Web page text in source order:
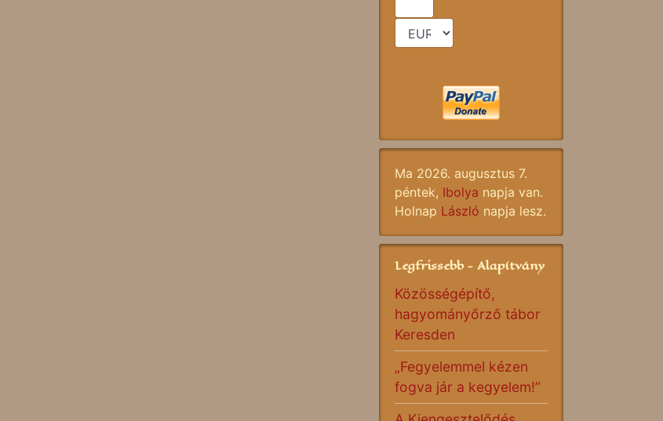
Ma 2026. augusztus 7.
péntek, Ibolya napja van.
Holnap László napja lesz.
Legfrissebb - Alapítvány
Közösségépítő,
hagyományőrző tábor
Keresden
„Fegyelemmel kézen
fogva jár a kegyelem!”